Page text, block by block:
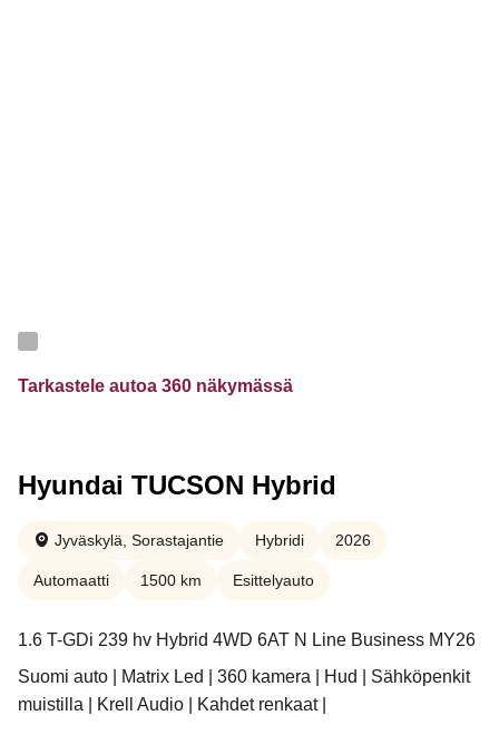
Tarkastele autoa 360 näkymässä
Hyundai TUCSON Hybrid
Jyväskylä, Sorastajantie Hybridi 2026
Automaatti 1500 km Esittelyauto
1.6 T-GDi 239 hv Hybrid 4WD 6AT N Line Business MY26
Suomi auto | Matrix Led | 360 kamera | Hud | Sähköpenkit
muistilla | Krell Audio | Kahdet renkaat |